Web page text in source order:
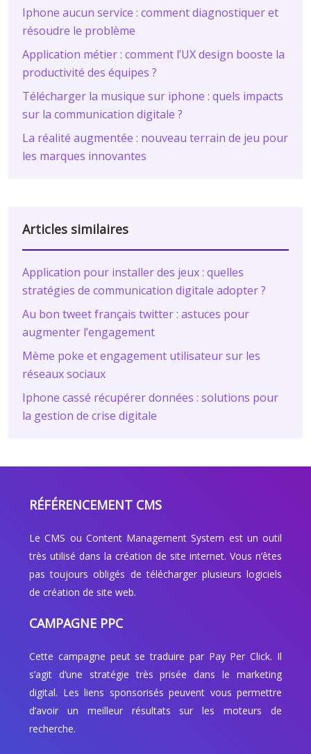
Iphone aucun service : comment diagnostiquer et
résoudre le problème
Application métier : comment l’UX design booste la
productivité des équipes ?
Télécharger la musique sur iphone : quels impacts
sur la communication digitale ?
La réalité augmentée : nouveau terrain de jeu pour
les marques innovantes
Articles similaires
Application pour installer des jeux : quelles
stratégies de communication digitale adopter ?
Au bon tweet français twitter : astuces pour
augmenter l’engagement
Mème poke et engagement utilisateur sur les
réseaux sociaux
Iphone cassé récupérer données : solutions pour
la gestion de crise digitale
RÉFÉRENCEMENT CMS
Le CMS ou Content Management System est un outil
très utilisé dans la création de site internet. Vous n’êtes
pas toujours obligés de télécharger plusieurs logiciels
de création de site web.
CAMPAGNE PPC
Cette campagne peut se traduire par Pay Per Click. Il
s’agit d’une stratégie très prisée dans le marketing
digital. Les liens sponsorisés peuvent vous permettre
d’avoir un meilleur résultats sur les moteurs de
recherche.